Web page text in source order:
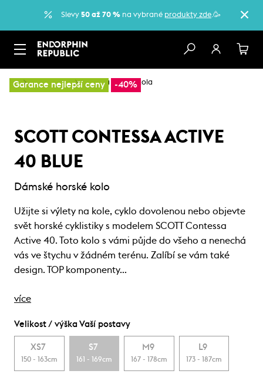
Slevy 50 až 70 % na vybrané produkty zde.🥳
Garance nejlepší ceny -40%
… Horská kola Dámská horská kola
SCOTT CONTESSA ACTIVE
40 BLUE
Dámské horské kolo
Užijte si výlety na kole, cyklo dovolenou nebo objevte
svět horské cyklistiky s modelem SCOTT Contessa
Active 40. Toto kolo s vámi půjde do všeho a nenechá
vás ve štychu v žádném terénu. Zalíbí se vám také
design. TOP komponenty…
více
Velikost / výška Vaší postavy
XS7
150 - 163cm
S7
161 - 169cm
M9
167 - 178cm
L9
173 - 187cm